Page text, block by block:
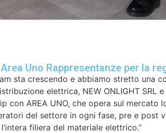
Uno Rappresentanze per la
sta crescendo e abbiamo stretto una
elettrica, NEW ONLIGHT SRL e
AREA UNO, che opera sul mercato
del settore in ogni fase, pre e post
filiera del materiale elettrico.”